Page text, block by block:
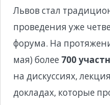
Львов стал
проведения уже
форума. На
мая) более 700
на дискуссиях,
докладах, которые